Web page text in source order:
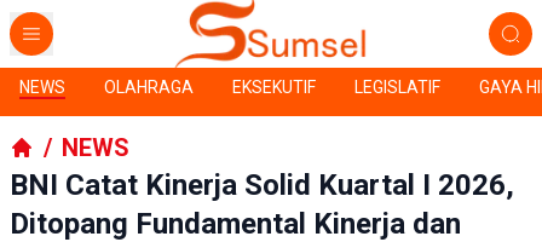
NEWS OLAHRAGA EKSEKUTIF LEGISLATIF GAYA
/ NEWS
BNI Catat Kinerja Solid Kuartal I 2026,
Ditopang Fundamental Kinerja dan